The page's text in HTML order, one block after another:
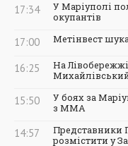
17:34
У Маріуполі
окупантів
17:00 Метінвест
16:25
На
15:50
У боях за
з ММА
14:57
Представники
розмістити у